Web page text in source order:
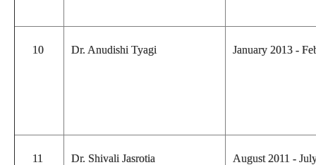
10 Dr. Anudishi Tyagi January 2013 -
11 Dr. Shivali Jasrotia August 2011 -